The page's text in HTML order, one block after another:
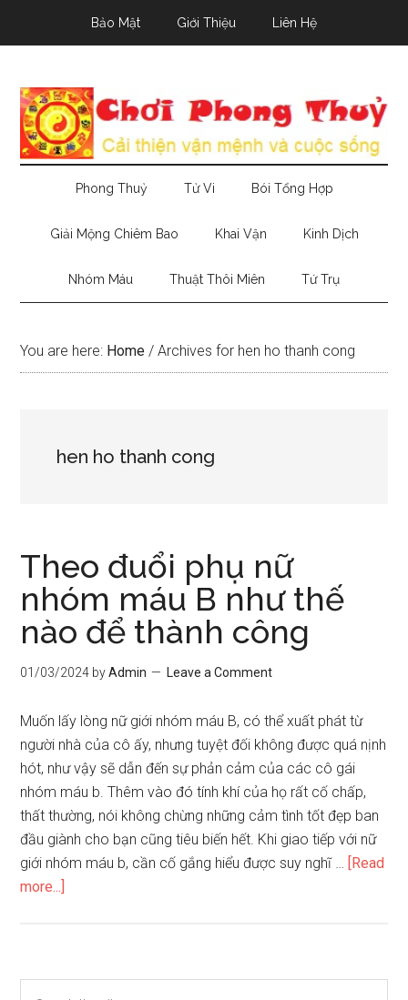
Bảo Mật Giới Thiệu Liên Hệ
Phong Thuỷ Tử Vi Bói Tổng Hợp
Giải Mộng Chiêm Bao Khai Vận Kinh Dịch
Nhóm Máu Thuật Thôi Miên Tứ Trụ
You are here: Home / Archives for hen ho thanh cong
hen ho thanh cong
Theo đuổi phụ nữ
nhóm máu B như thế
nào để thành công
01/03/2024 byAdmin Leave a Comment
Muốn lấy lòng nữ giới nhóm máu B, có thể xuất phát từ
người nhà của cô ấy, nhưng tuyệt đối không được quá nịnh
hót, như vậy sẽ dẫn đến sự phản cảm của các cô gái
nhóm máu b. Thêm vào đó tính khí của họ rất cố chấp,
thất thường, nói không chừng những cảm tình tốt đẹp ban
đầu giành cho bạn cũng tiêu biến hết. Khi giao tiếp với nữ
giới nhóm máu b, cần cố gắng hiểu được suy nghĩ … [Read
more...]
nữ